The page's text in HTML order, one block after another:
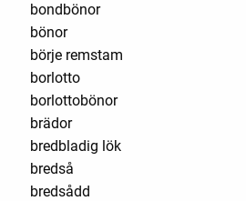
bondbönor
bönor
börje remstam
borlotto
borlottobönor
brädor
bredbladig lök
bredså
bredsådd